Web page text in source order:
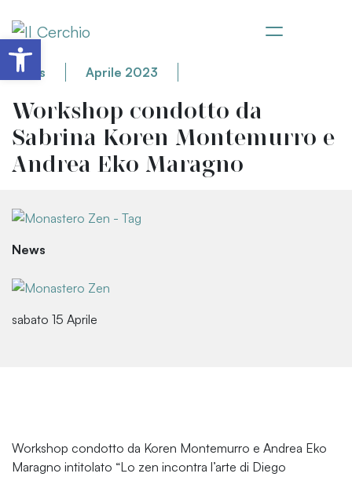
News Aprile 2023
Workshop condotto da
Sabrina Koren Montemurro e
Andrea Eko Maragno
News
sabato 15 Aprile
Workshop condotto da Koren Montemurro e Andrea Eko
Maragno intitolato “Lo zen incontra l’arte di Diego
Apri la barra degli strumenti